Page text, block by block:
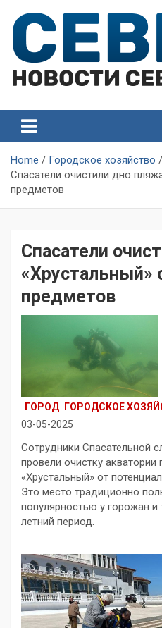
content
Севастополя
Севастополя
Home
Городское хозяйство
Спасатели очистили дно
предметов
Спасатели
«Хрустальный»
предметов
ГОРОД
ГОРОДСКОЕ
03-05-2025
Сотрудники Спасательной
провели очистку
«Хрустальный» от
Это место традиционно
популярностью у горожан и
летний период.